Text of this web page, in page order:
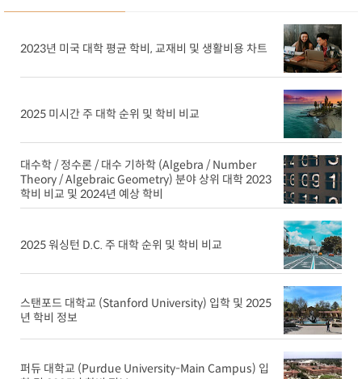
2023년 미국 대학 평균 학비, 교재비 및 생활비용 차트
2025 미시간 주 대학 순위 및 학비 비교
대수학 / 정수론 / 대수 기하학 (Algebra / Number
Theory / Algebraic Geometry) 분야 상위 대학 2023
학비 비교 및 2024년 예상 학비
2025 워싱턴 D.C. 주 대학 순위 및 학비 비교
스탠포드 대학교 (Stanford University) 입학 및 2025
년 학비 정보
퍼듀 대학교 (Purdue University-Main Campus) 입